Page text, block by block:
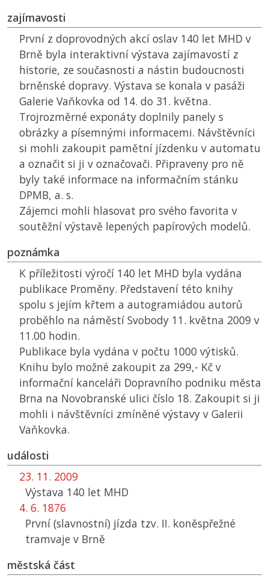
zajímavosti
První z doprovodných akcí oslav 140 let MHD v
Brně byla interaktivní výstava zajímavostí z
historie, ze současnosti a nástin budoucnosti
brněnské dopravy. Výstava se konala v pasáži
Galerie Vaňkovka od 14. do 31. května.
Trojrozměrné exponáty doplnily panely s
obrázky a písemnými informacemi. Návštěvníci
si mohli zakoupit pamětní jízdenku v automatu
a označit si ji v označovači. Připraveny pro ně
byly také informace na informačním stánku
DPMB, a. s.
Zájemci mohli hlasovat pro svého favorita v
soutěžní výstavě lepených papírových modelů.
poznámka
K příležitosti výročí 140 let MHD byla vydána
publikace Proměny. Představení této knihy
spolu s jejím křtem a autogramiádou autorů
proběhlo na náměstí Svobody 11. května 2009 v
11.00 hodin.
Publikace byla vydána v počtu 1000 výtisků.
Knihu bylo možné zakoupit za 299,- Kč v
informační kanceláři Dopravního podniku města
Brna na Novobranské ulici číslo 18. Zakoupit si ji
mohli i návštěvníci zmíněné výstavy v Galerii
Vaňkovka.
události
23. 11. 2009
Výstava 140 let MHD
4. 6. 1876
První (slavnostní) jízda tzv. II. koněspřežné
tramvaje v Brně
městská část